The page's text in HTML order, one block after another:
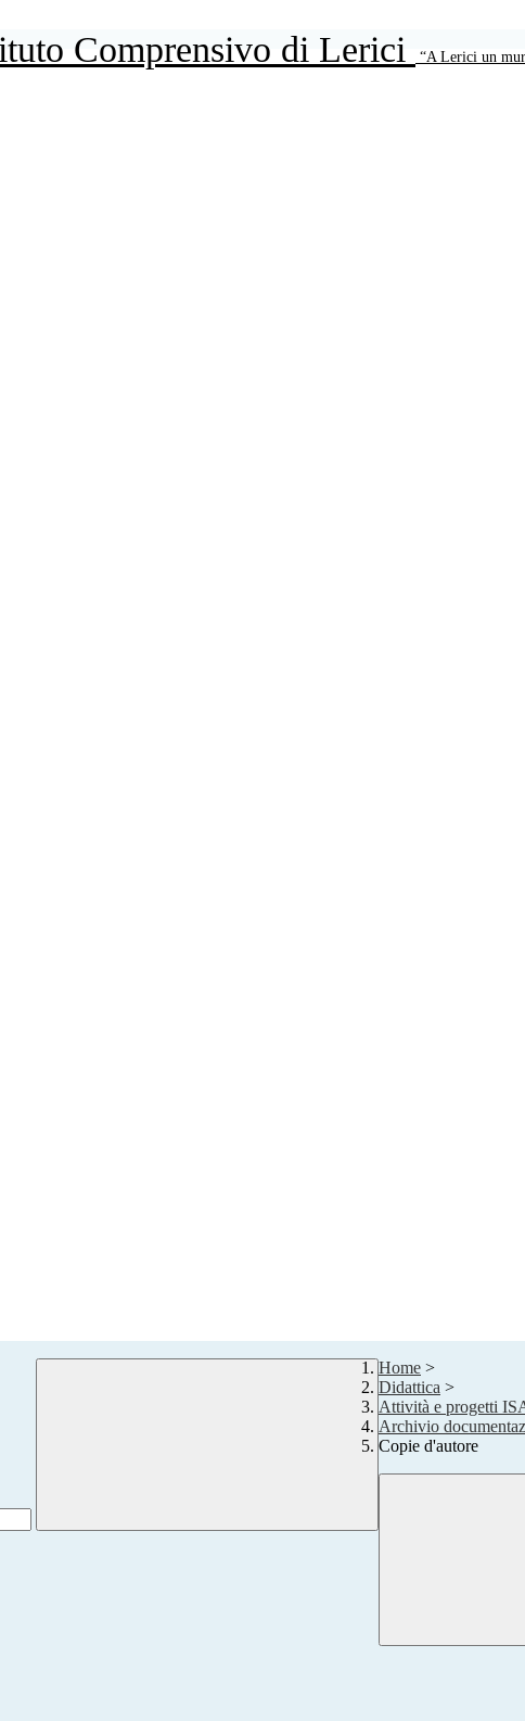
Comprensivo di Lerici “A Lerici un
Home >
Didattica >
Attività e progetti
Archivio
Copie d'autore